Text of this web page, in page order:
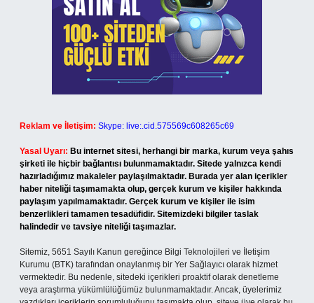
Reklam ve İletişim: Skype: live:.cid.575569c608265c69
Yasal Uyarı: Bu internet sitesi, herhangi bir marka, kurum veya şahıs
şirketi ile hiçbir bağlantısı bulunmamaktadır. Sitede yalnızca kendi
hazırladığımız makaleler paylaşılmaktadır. Burada yer alan içerikler
haber niteliği taşımamakta olup, gerçek kurum ve kişiler hakkında
paylaşım yapılmamaktadır. Gerçek kurum ve kişiler ile isim
benzerlikleri tamamen tesadüfidir. Sitemizdeki bilgiler taslak
halindedir ve tavsiye niteliği taşımazlar.
Sitemiz, 5651 Sayılı Kanun gereğince Bilgi Teknolojileri ve İletişim
Kurumu (BTK) tarafından onaylanmış bir Yer Sağlayıcı olarak hizmet
vermektedir. Bu nedenle, sitedeki içerikleri proaktif olarak denetleme
veya araştırma yükümlülüğümüz bulunmamaktadır. Ancak, üyelerimiz